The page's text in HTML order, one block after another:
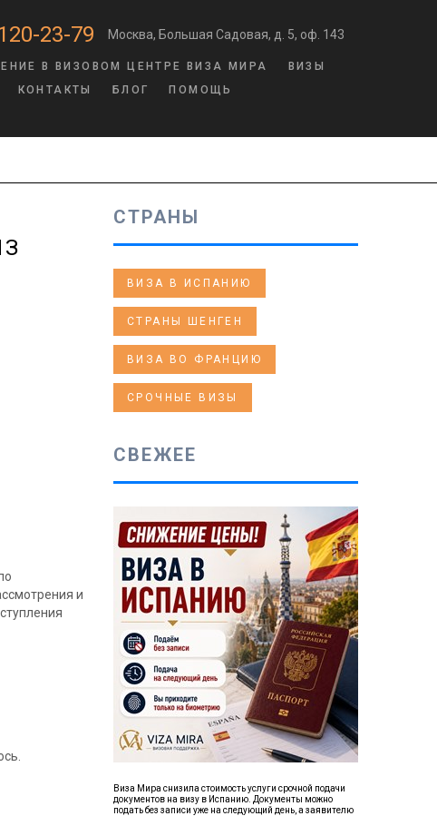
Москва, Большая Садовая, д. 5, оф. 143
23-79
В ВИЗОВОМ ЦЕНТРЕ ВИЗА МИРА
ВИЗЫ
КОНТАКТЫ БЛОГ ПОМОЩЬ
и
СТРАНЫ
ВИЗА В ИСПАНИЮ
СТРАНЫ ШЕНГЕН
ВИЗА ВО ФРАНЦИЮ
СРОЧНЫЕ ВИЗЫ
СВЕЖЕЕ
Виза Мира снизила стоимость услуги срочной подачи
документов на визу в Испанию. Документы можно
подать без записи уже на следующий день, а заявителю